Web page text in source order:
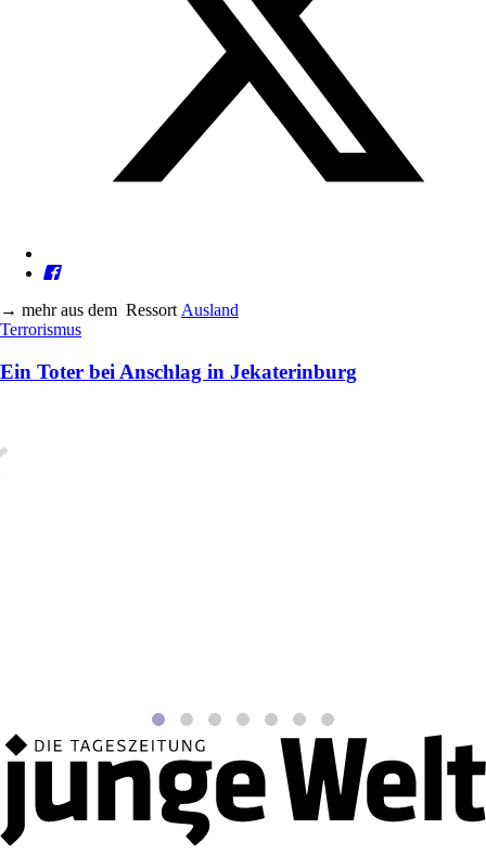
→ mehr aus dem Ressort Ausland
Terrorismus
Ein Toter bei Anschlag in Jekaterinburg